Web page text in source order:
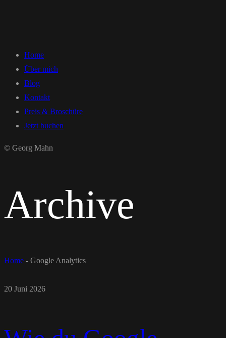
Home
Über mich
Blog
Kontakt
Preis & Broschüre
Jetzt buchen
© Georg Mahn
Archive
Home - Google Analytics
20 Juni 2026